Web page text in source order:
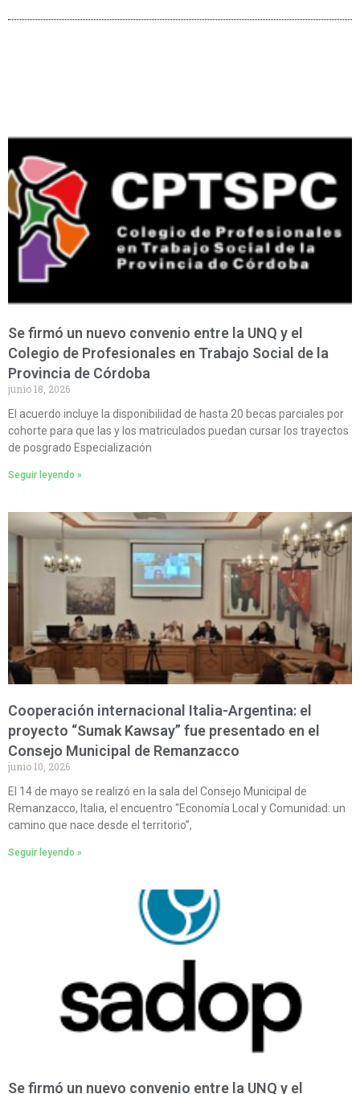
Se firmó un nuevo convenio entre la UNQ y el
Colegio de Profesionales en Trabajo Social de la
Provincia de Córdoba
junio 18, 2026
El acuerdo incluye la disponibilidad de hasta 20 becas parciales por
cohorte para que las y los matriculados puedan cursar los trayectos
de posgrado Especialización
Seguir leyendo »
Cooperación internacional Italia-Argentina: el
proyecto “Sumak Kawsay” fue presentado en el
Consejo Municipal de Remanzacco
junio 10, 2026
El 14 de mayo se realizó en la sala del Consejo Municipal de
Remanzacco, Italia, el encuentro “Economía Local y Comunidad: un
camino que nace desde el territorio”,
Seguir leyendo »
Se firmó un nuevo convenio entre la UNQ y el